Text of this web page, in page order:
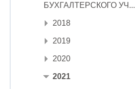
БУХГАЛТЕРСКОГО УЧ...
2018
2019
2020
2021